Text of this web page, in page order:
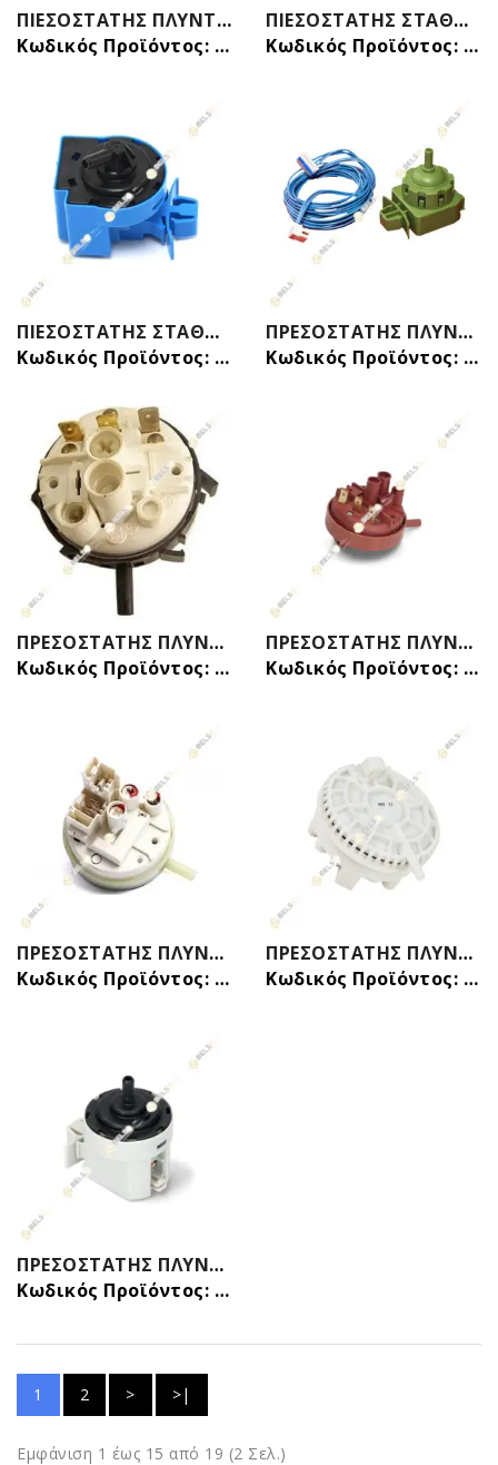
ΠΙΕΣΟΣΤΑΤΗΣ ΠΛΥΝΤΗΡΙΟΥ ΡΟΥΧΩΝ ΠΙΑΤΩΝ ΘΕΡΜΑΝΣΗΣ 3.5 BAR 66/172 MIELE 05419694 05419695
Κωδικός Προϊόντος: 32019702
ΠΙΕΣΟΣΤΑΤΗΣ ΣΤΑΘΜΗΣ ΝΕΡΟΥ ΠΛΥΝΤΗΡΙΟΥ ΡΟΥΧΩΝ BOSCH SIEMENS 10009438 00627460
Κωδικός Προϊόντος: 32016406
ΠΙΕΣΟΣΤΑΤΗΣ ΣΤΑΘΜΗΣ ΝΕΡΟΥ ΠΛΥΝΤΗΡΙΟΥ ΡΟΥΧΩΝ ΚΟΥΜΠΩΤΟΣ SAMSUNG DC96-01703Q
Κωδικός Προϊόντος: 32014202
ΠΡΕΣOΣΤΑΤΗΣ ΠΛΥΝΤΗΡΙΟΥ ΡΟΥΧΩΝ INDESIT/ARISTON/HOTPOINT
Κωδικός Προϊόντος: 32016315
ΠΡΕΣΟΣΤΑΤHΣ ΠΛΥΝΤΗΡΙΟΥ ΡΟΥΧΩΝ ΠΙΑΤΩΝ (3 ΕΠΑΦΕΣ) (20-59/40) HOOVER CANDY 41030820 41001361 41016500 ORIGINAL
Κωδικός Προϊόντος: 32015603
ΠΡΕΣΟΣΤΑΤΗΣ ΠΛΥΝΤΗΡΙΟΥ ZANUSSI AEG ELECTROLUX 3ΕΠΑΦΩΝ 65/45 ΠΛΑΓΙΟΣ 1528189028
Κωδικός Προϊόντος: 32015911
ΠΡΕΣΟΣΤΑΤΗΣ ΠΛΥΝΤΗΡΙΟΥ ΡΟΥΧΩΝ 2 ΕΠΑΦΩΝ + ΦΙΣΑ ΒΟSCH SIEMENS PITSOS 00428683 00604458 00608350 ORIGINAL
Κωδικός Προϊόντος: 32016416
ΠΡΕΣΟΣΤΑΤΗΣ ΠΛΥΝΤΗΡΙΟΥ ΡΟΥΧΩΝ 8 ΕΠΑΦΩΝ ZANUSSI ELECTROLUX AEG 3792214615 ORIGINAL
Κωδικός Προϊόντος: 32015912
ΠΡΕΣΟΣΤΑΤΗΣ ΠΛΥΝΤΗΡΙΟΥ ΡΟΥΧΩΝ CANDY-HOOVER 41042893 ORIGINAL
Κωδικός Προϊόντος: 32015608
1 2 > >|
Εμφάνιση 1 έως 15 από 19 (2 Σελ.)